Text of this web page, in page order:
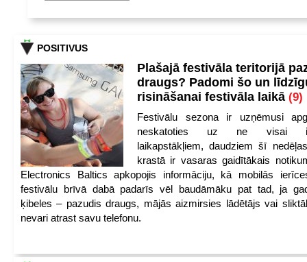
POSITIVUS
Plašajā festivāla teritorijā
draugs? Padomi šo un
risināšanai festivāla laikā (9)
Festivālu sezona ir uzņēmusi
neskatoties uz ne visai
laikapstākļiem, daudziem šī
krastā ir vasaras gaidītākais
Electronics Baltics apkopojis informāciju, kā mobilās
festivālu brīvā dabā padarīs vēl baudāmāku pat tad, ja
ķibeles – pazudis draugs, mājās aizmirsies lādētājs vai
nevari atrast savu telefonu.